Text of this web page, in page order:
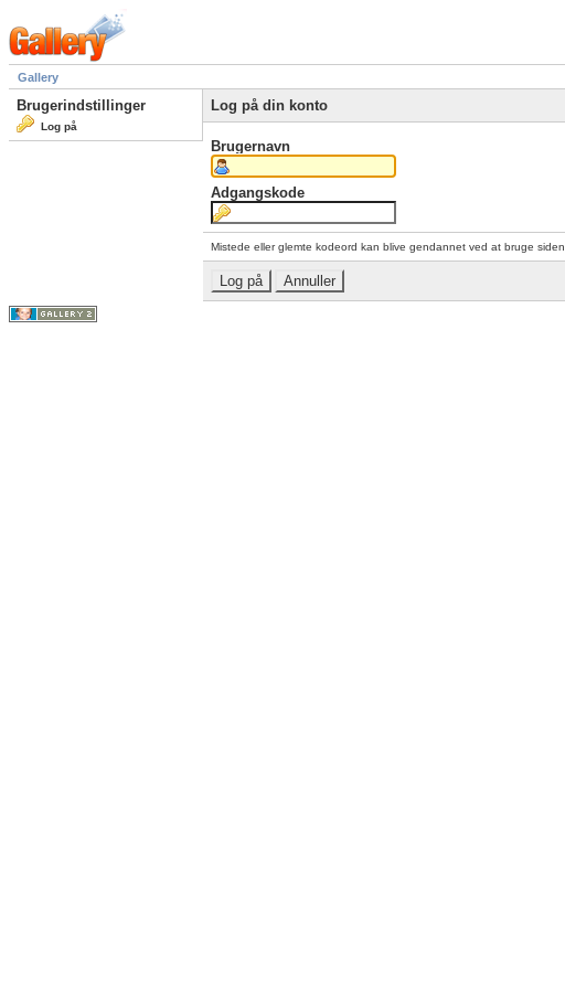
Gallery
Brugerindstillinger
Log på
Log på din konto
Brugernavn
Adgangskode
Mistede eller glemte kodeord kan blive gendannet ved at bruge siden